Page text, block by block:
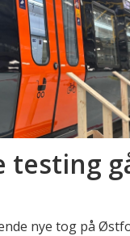
testing
nye tog på